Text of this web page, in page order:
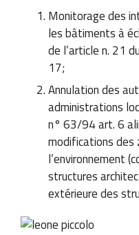
Monitorage des
les bâtiments à
de l’article n. 21
17;
Annulation des
administrations
n° 63/94 art. 6
modifications des
l’environnement
structures
extérieure des